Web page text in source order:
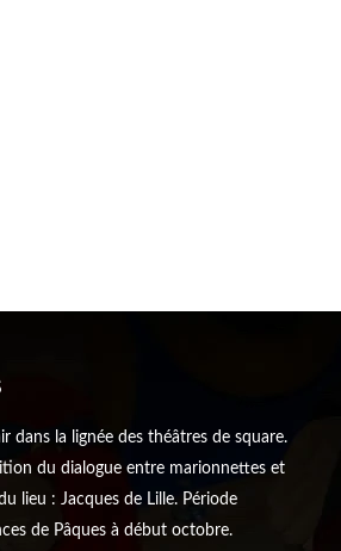
dans la lignée des théâtres de square.
du dialogue entre marionnettes et
lieu : Jacques de Lille. Période
de Pâques à début octobre.